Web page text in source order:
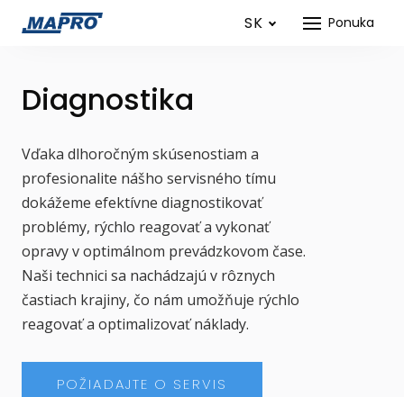
Ponuka
SK
Diagnostika
Vďaka dlhoročným skúsenostiam a
profesionalite nášho servisného tímu
dokážeme efektívne diagnostikovať
problémy, rýchlo reagovať a vykonať
opravy v optimálnom prevádzkovom čase.
Naši technici sa nachádzajú v rôznych
častiach krajiny, čo nám umožňuje rýchlo
reagovať a optimalizovať náklady.
POŽIADAJTE O SERVIS